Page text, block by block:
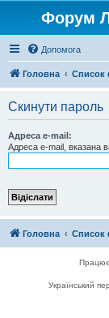
Форум
Допомога
Головна Список
Скинути пароль
Адреса e-mail:
Адреса e-mail, вказана
Головна Список
Український